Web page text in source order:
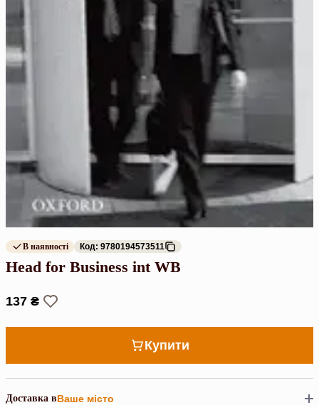
В наявності Код: 9780194573511
Head for Business int WB
137 ₴
Купити
Доставка вВаше місто